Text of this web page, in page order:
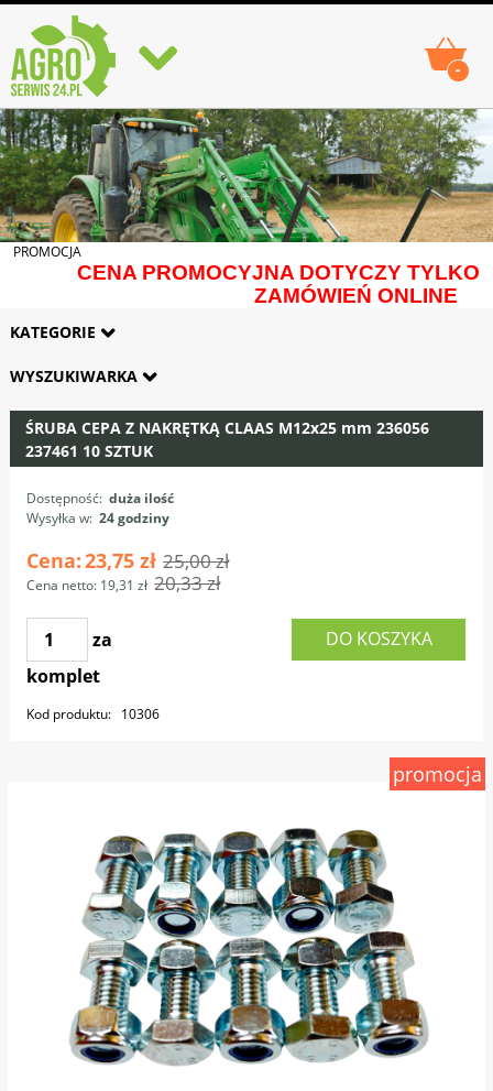
-
PROMOCJA
CENA PROMOCYJNA DOTYCZY TYLKO
ZAMÓWIEŃ ONLINE
KATEGORIE
WYSZUKIWARKA
promocja
ŚRUBA CEPA Z NAKRĘTKĄ CLAAS M12x25 mm 236056
237461 10 SZTUK
Dostępność: duża ilość
Wysyłka w: 24 godziny
Cena:23,75 zł 25,00 zł
Cena netto: 19,31 zł 20,33 zł
za
komplet
DO KOSZYKA
Kod produktu: 10306